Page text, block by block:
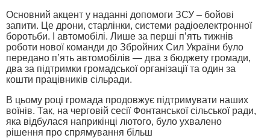
Основний акцент у наданні допомоги ЗСУ – бойові
запити. Це дрони, старлінки, системи радіоелектронної
боротьби. І автомобілі. Лише за перші п’ять тижнів
роботи нової команди до Збройних Сил України було
передано п’ять автомобілів — два з бюджету громади,
два за підтримки громадської організації та один за
кошти працівників сільради.
В цьому році громада продовжує підтримувати наших
воїнів. Так, на черговій сесії Фонтанської сільської ради,
яка відбулася наприкінці лютого, було ухвалено
рішення про спрямування більш